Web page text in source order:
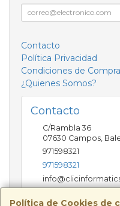
Política de Cookies de
Contacto
Política Privacidad
Condiciones de Compra
¿Quienes Somos?
Contacto
C/Rambla 36
07630 Campos
971598321
971598321